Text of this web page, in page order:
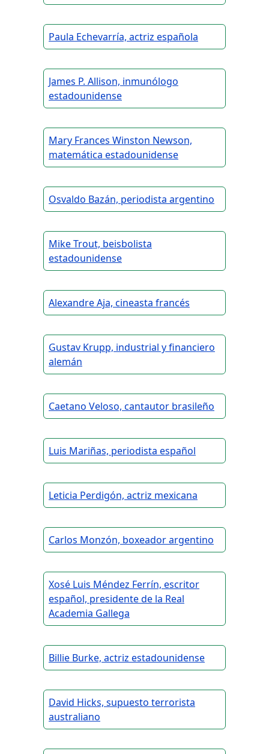
Paula Echevarría, actriz española
James P. Allison, inmunólogo
estadounidense
Mary Frances Winston Newson,
matemática estadounidense
Osvaldo Bazán, periodista argentino
Mike Trout, beisbolista
estadounidense
Alexandre Aja, cineasta francés
Gustav Krupp, industrial y financiero
alemán
Caetano Veloso, cantautor brasileño
Luis Mariñas, periodista español
Leticia Perdigón, actriz mexicana
Carlos Monzón, boxeador argentino
Xosé Luis Méndez Ferrín, escritor
español, presidente de la Real
Academia Gallega
Billie Burke, actriz estadounidense
David Hicks, supuesto terrorista
australiano